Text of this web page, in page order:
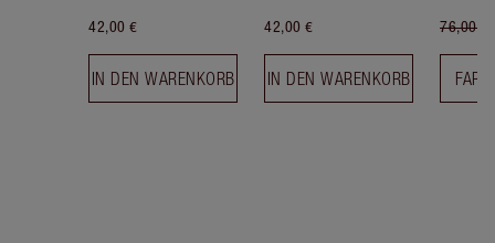
42,00 €
IN DEN WARENKORB
42,00 €
IN DEN WARENKORB
76,00 €